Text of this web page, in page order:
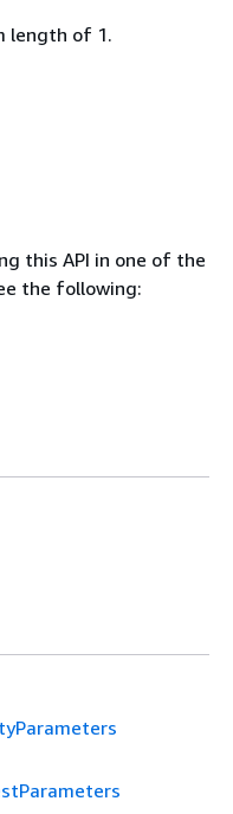
length of 1.
this API in one of the
the following: